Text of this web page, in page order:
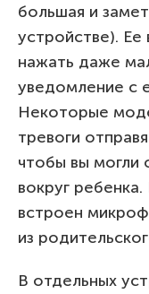
большая и
устройстве).
нажать даже
уведомление с
Некоторые
тревоги
чтобы вы могли
вокруг
встроен
из
В отдельных